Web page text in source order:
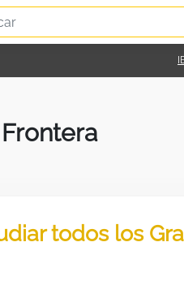
todos los